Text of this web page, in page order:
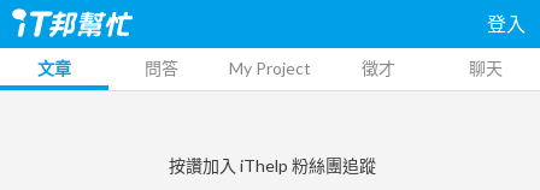
登入
文章 問答 My Project 徵才 聊天
按讚加入 iThelp 粉絲團追蹤